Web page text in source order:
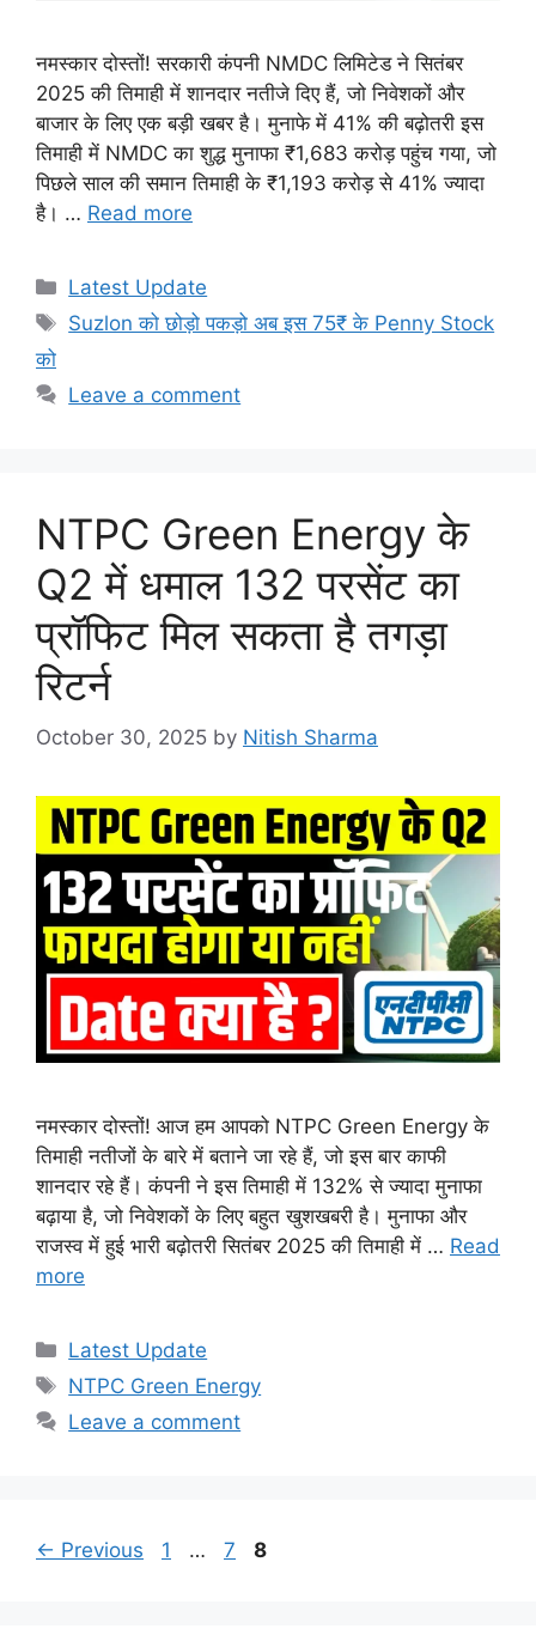
नमस्कार दोस्तों! सरकारी कंपनी NMDC लिमिटेड ने सितंबर
2025 की तिमाही में शानदार नतीजे दिए हैं, जो निवेशकों और
बाजार के लिए एक बड़ी खबर है। मुनाफे में 41% की बढ़ोतरी इस
तिमाही में NMDC का शुद्ध मुनाफा ₹1,683 करोड़ पहुंच गया, जो
पिछले साल की समान तिमाही के ₹1,193 करोड़ से 41% ज्यादा
है। … Read more
Categories
Latest Update
Tags
Suzlon को छोड़ो पकड़ो अब इस 75₹ के Penny Stock
को
Leave a comment
NTPC Green Energy के
Q2 में धमाल 132 परसेंट का
प्रॉफिट मिल सकता है तगड़ा
रिटर्न
October 30, 2025 by Nitish Sharma
नमस्कार दोस्तों! आज हम आपको NTPC Green Energy के
तिमाही नतीजों के बारे में बताने जा रहे हैं, जो इस बार काफी
शानदार रहे हैं। कंपनी ने इस तिमाही में 132% से ज्यादा मुनाफा
बढ़ाया है, जो निवेशकों के लिए बहुत खुशखबरी है। मुनाफा और
राजस्व में हुई भारी बढ़ोतरी सितंबर 2025 की तिमाही में … Read
more
Categories
Latest Update
Tags
NTPC Green Energy
Leave a comment
← Previous Page
1 … Page
7 Page
8